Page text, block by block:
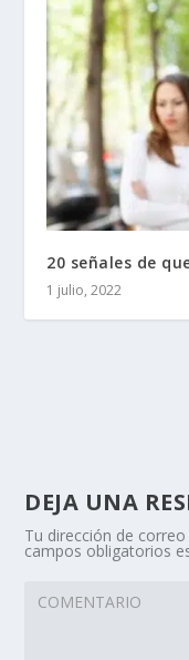
20 señales de
1 julio, 2022
DEJA UNA
Tu dirección de
campos obligatorios